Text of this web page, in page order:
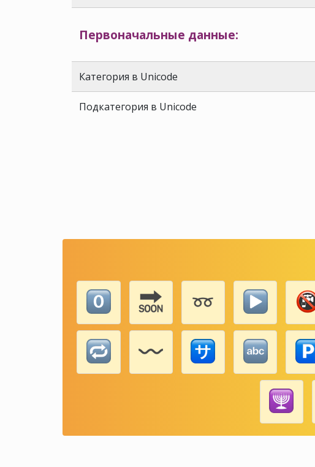
Первоначальные данные:
Категория в Unicode
Подкатегория в Unicode